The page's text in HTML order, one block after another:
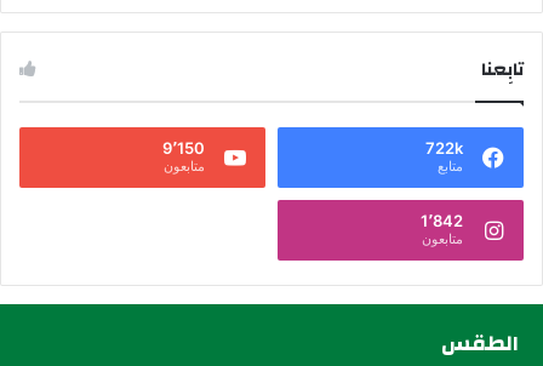
تابِعنا
722k
متابع
9٬150
متابعون
1٬842
متابعون
الطقس